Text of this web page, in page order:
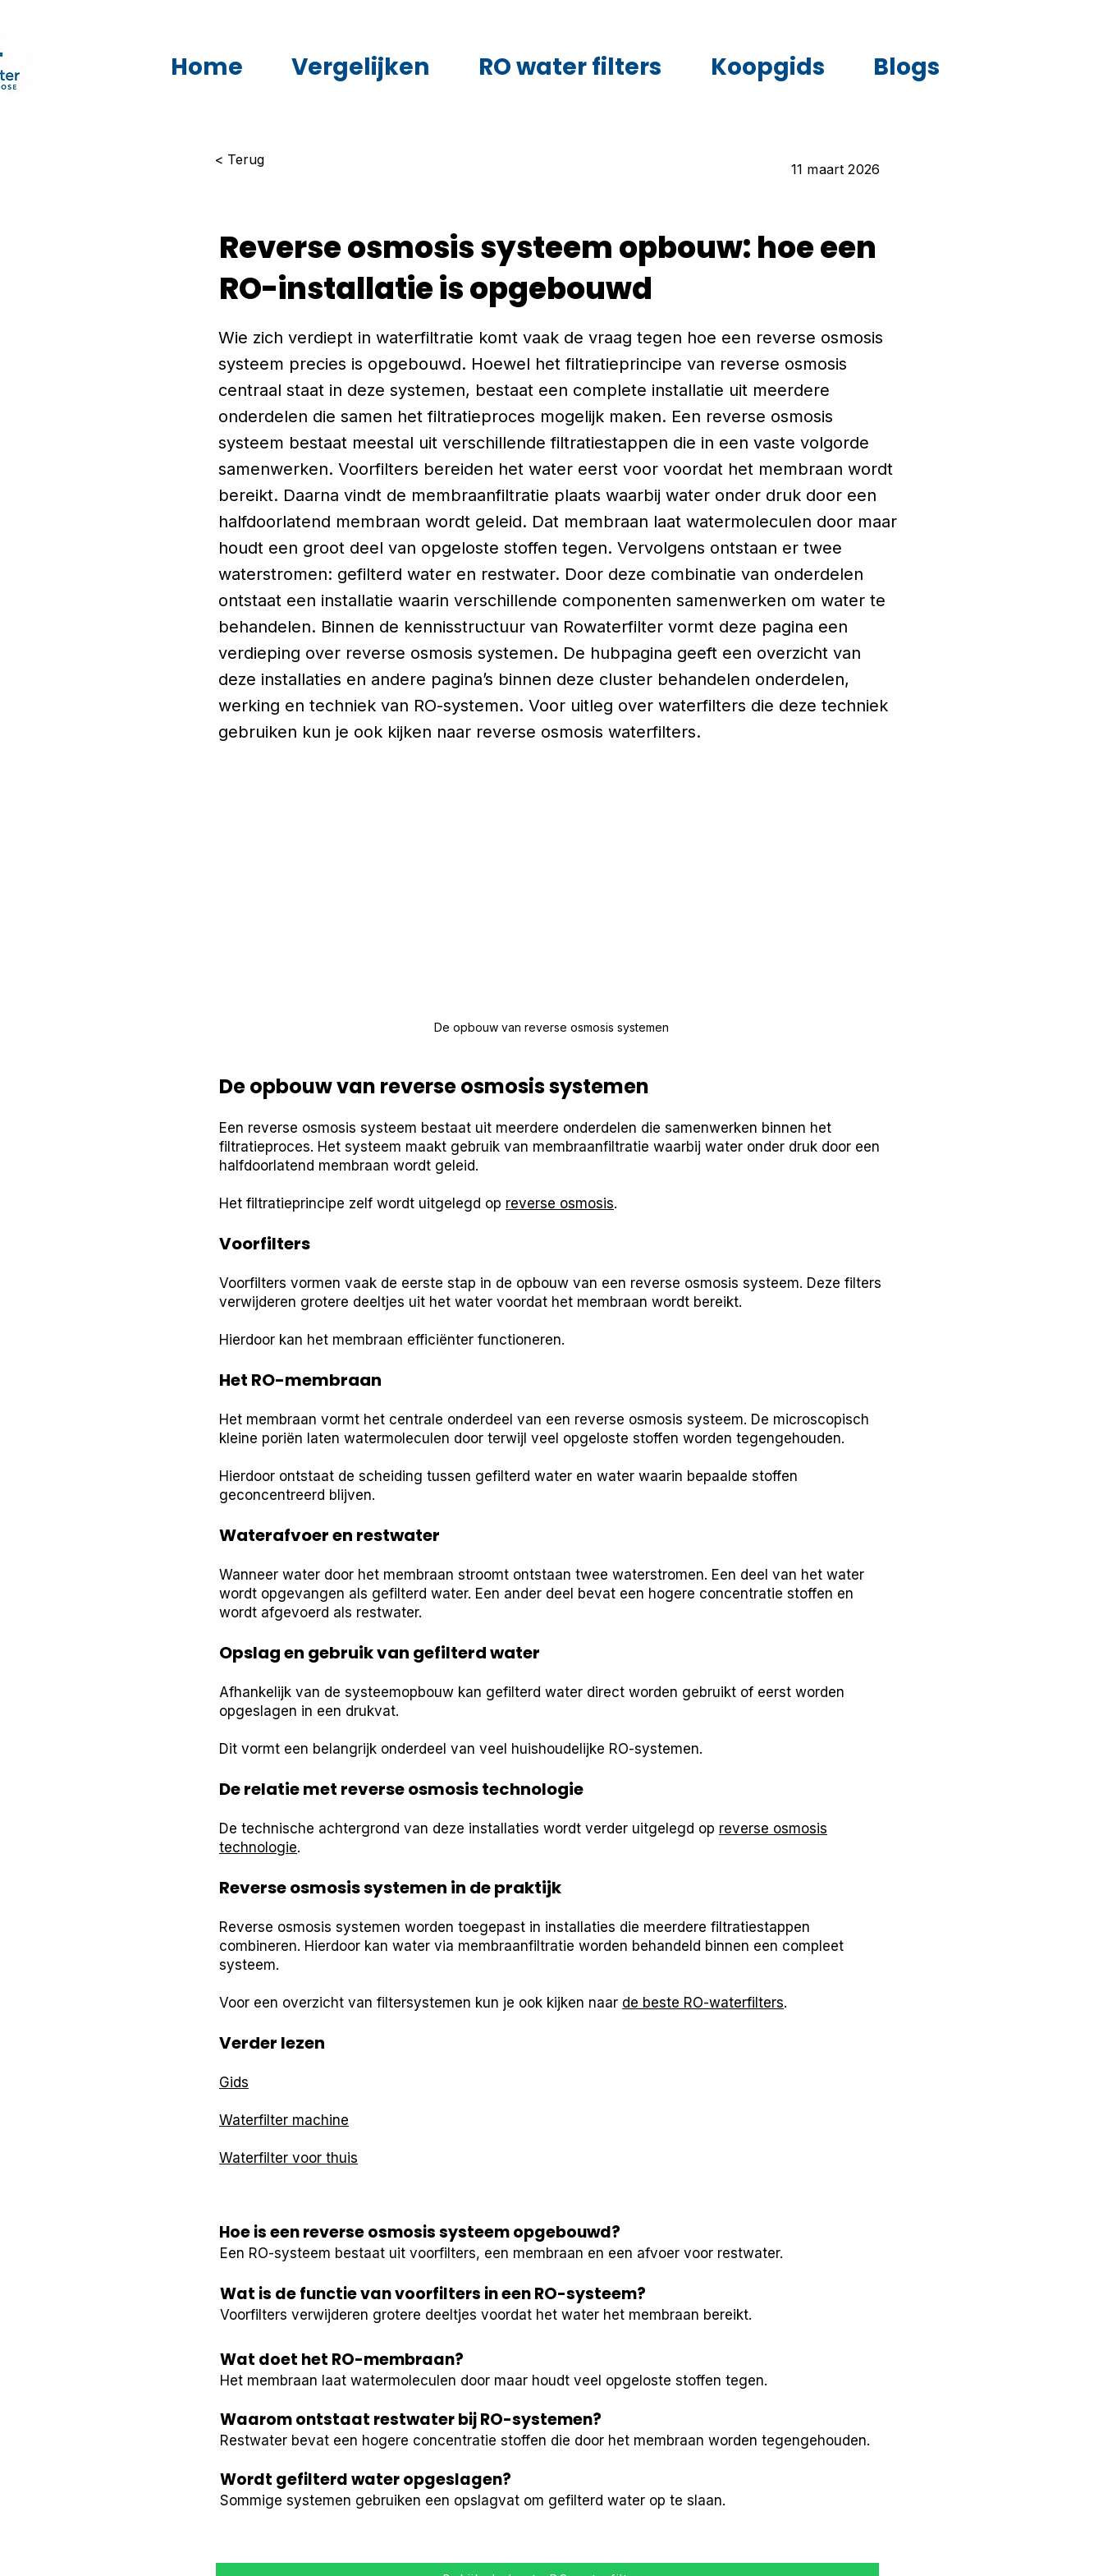
Home Vergelijken RO water filters Koopgids Blogs
< Terug
11 maart 2026
Reverse osmosis systeem opbouw: hoe een
RO-installatie is opgebouwd
Wie zich verdiept in waterfiltratie komt vaak de vraag tegen hoe een reverse osmosis
systeem precies is opgebouwd. Hoewel het filtratieprincipe van reverse osmosis
centraal staat in deze systemen, bestaat een complete installatie uit meerdere
onderdelen die samen het filtratieproces mogelijk maken. Een reverse osmosis
systeem bestaat meestal uit verschillende filtratiestappen die in een vaste volgorde
samenwerken. Voorfilters bereiden het water eerst voor voordat het membraan wordt
bereikt. Daarna vindt de membraanfiltratie plaats waarbij water onder druk door een
halfdoorlatend membraan wordt geleid. Dat membraan laat watermoleculen door maar
houdt een groot deel van opgeloste stoffen tegen. Vervolgens ontstaan er twee
waterstromen: gefilterd water en restwater. Door deze combinatie van onderdelen
ontstaat een installatie waarin verschillende componenten samenwerken om water te
behandelen. Binnen de kennisstructuur van Rowaterfilter vormt deze pagina een
verdieping over reverse osmosis systemen. De hubpagina geeft een overzicht van
deze installaties en andere pagina’s binnen deze cluster behandelen onderdelen,
werking en techniek van RO-systemen. Voor uitleg over waterfilters die deze techniek
gebruiken kun je ook kijken naar reverse osmosis waterfilters.
De opbouw van reverse osmosis systemen
De opbouw van reverse osmosis systemen
Een reverse osmosis systeem bestaat uit meerdere onderdelen die samenwerken binnen het
filtratieproces. Het systeem maakt gebruik van membraanfiltratie waarbij water onder druk door een
halfdoorlatend membraan wordt geleid.
Het filtratieprincipe zelf wordt uitgelegd op reverse osmosis.
Voorfilters
Voorfilters vormen vaak de eerste stap in de opbouw van een reverse osmosis systeem. Deze filters
verwijderen grotere deeltjes uit het water voordat het membraan wordt bereikt.
Hierdoor kan het membraan efficiënter functioneren.
Het RO-membraan
Het membraan vormt het centrale onderdeel van een reverse osmosis systeem. De microscopisch
kleine poriën laten watermoleculen door terwijl veel opgeloste stoffen worden tegengehouden.
Hierdoor ontstaat de scheiding tussen gefilterd water en water waarin bepaalde stoffen
geconcentreerd blijven.
Waterafvoer en restwater
Wanneer water door het membraan stroomt ontstaan twee waterstromen. Een deel van het water
wordt opgevangen als gefilterd water. Een ander deel bevat een hogere concentratie stoffen en
wordt afgevoerd als restwater.
Opslag en gebruik van gefilterd water
Afhankelijk van de systeemopbouw kan gefilterd water direct worden gebruikt of eerst worden
opgeslagen in een drukvat.
Dit vormt een belangrijk onderdeel van veel huishoudelijke RO-systemen.
De relatie met reverse osmosis technologie
De technische achtergrond van deze installaties wordt verder uitgelegd op reverse osmosis
technologie.
Reverse osmosis systemen in de praktijk
Reverse osmosis systemen worden toegepast in installaties die meerdere filtratiestappen
combineren. Hierdoor kan water via membraanfiltratie worden behandeld binnen een compleet
systeem.
Voor een overzicht van filtersystemen kun je ook kijken naar de beste RO-waterfilters.
Verder lezen
Gids
Waterfilter machine
Waterfilter voor thuis
Hoe is een reverse osmosis systeem opgebouwd?
Een RO-systeem bestaat uit voorfilters, een membraan en een afvoer voor restwater.
Wat is de functie van voorfilters in een RO-systeem?
Voorfilters verwijderen grotere deeltjes voordat het water het membraan bereikt.
Wat doet het RO-membraan?
Het membraan laat watermoleculen door maar houdt veel opgeloste stoffen tegen.
Waarom ontstaat restwater bij RO-systemen?
Restwater bevat een hogere concentratie stoffen die door het membraan worden tegengehouden.
Wordt gefilterd water opgeslagen?
Sommige systemen gebruiken een opslagvat om gefilterd water op te slaan.